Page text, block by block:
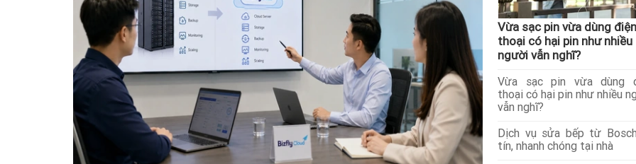
Vừa sạc pin vừa dùng điện
thoại có hại pin như nhiều
người vẫn nghĩ?
Vừa sạc pin vừa dùng
thoại có hại pin như nhiều
vẫn nghĩ?
Dịch vụ sửa bếp từ
tín, nhanh chóng tại nhà